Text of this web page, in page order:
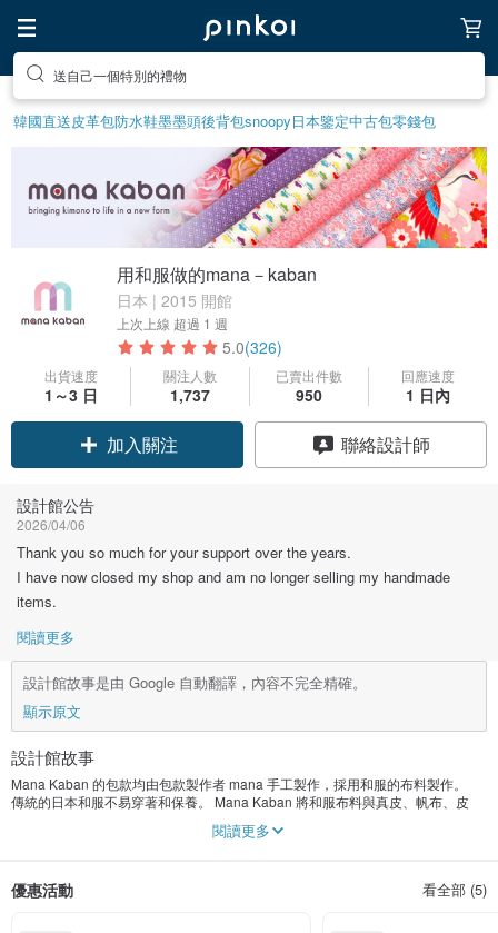
送自己一個特別的禮物
韓國直送皮革包防水鞋墨墨頭後背包snoopy日本鑒定中古包零錢包
用和服做的mana－kaban
日本 | 2015 開館
上次上線 超過 1 週
5.0(326)
出貨速度
1～3 日
關注人數
1,737
已賣出件數
950
回應速度
1 日內
領優惠券
加入關注
聯絡設計師
設計館公告
2026/04/06
Thank you so much for your support over the years.
I have now closed my shop and am no longer selling my handmade
items.
閱讀更多
設計館故事是由 Google 自動翻譯，內容不完全精確。
顯示原文
設計館故事
Mana Kaban 的包款均由包款製作者 mana 手工製作，採用和服的布料製作。
傳統的日本和服不易穿著和保養。 Mana Kaban 將和服布料與真皮、帆布、皮
草、蕾絲等時尚材質巧妙融合，賦予和服新的生命力，打造出適合日常生活的包
閱讀更多
優惠活動 看全部 (5)